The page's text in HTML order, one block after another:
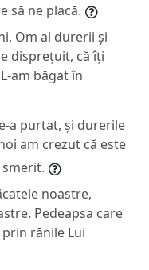
să ne placă.
Om al durerii și
disprețuit, că îți
am băgat în
a purtat, și durerile
am crezut că este
noastre,
Pedeapsa care
prin rănile Lui